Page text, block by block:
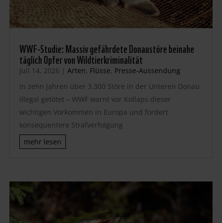
WWF-Studie: Massiv gefährdete Donaustöre beinahe
täglich Opfer von Wildtierkriminalität
Juli 14, 2026 | Arten, Flüsse, Presse-Aussendung
In zehn Jahren über 3.300 Störe in der Unteren Donau
illegal getötet – WWF warnt vor Kollaps dieser
wichtigen Vorkommen in Europa und fordert
konsequentere Strafverfolgung
mehr lesen